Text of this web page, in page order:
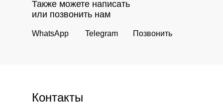
Позвонить
Telegram
WhatsApp
Также можете написать
или позвонить нам
Контакты